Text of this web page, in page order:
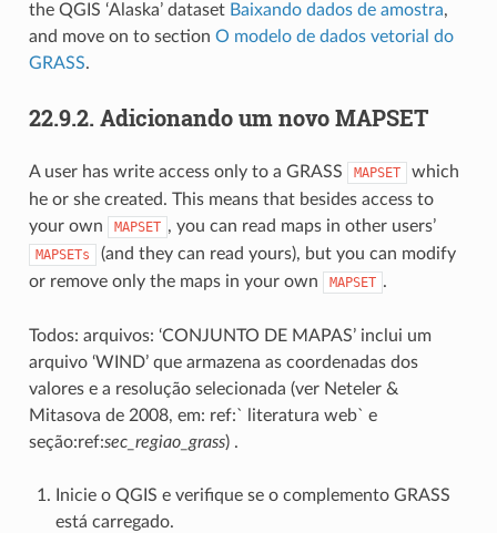
the QGIS ‘Alaska’ dataset Baixando dados de amostra,
and move on to section O modelo de dados vetorial do
GRASS.
22.9.2. Adicionando um novo MAPSET
A user has write access only to a GRASS MAPSET
which
he or she created. This means that besides access to
your own
MAPSET , you can read maps in other users’
MAPSETs
(and they can read yours), but you can modify
or remove only the maps in your own
MAPSET .
Todos: arquivos: ‘CONJUNTO DE MAPAS’ inclui um
arquivo ‘WIND’ que armazena as coordenadas dos
valores e a resolução selecionada (ver Neteler &
Mitasova de 2008, em: ref:` literatura web` e
seção:ref:sec_regiao_grass) .
Inicie o QGIS e verifique se o complemento GRASS
está carregado.